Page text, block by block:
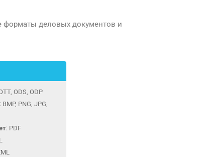
форматы деловых документов и
ODS, ODP
: BMP, PNG, JPG,
: PDF